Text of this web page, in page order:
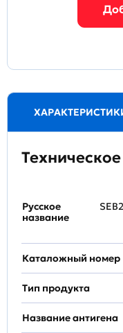
Русское
название
Каталожный номер
Тип продукта
Название антигена